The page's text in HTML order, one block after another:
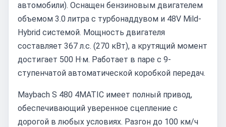
автомобили). Оснащен бензиновым двигателем
объемом 3.0 литра с турбонаддувом и 48V Mild-
Hybrid системой. Мощность двигателя
составляет 367 л.с. (270 кВт), а крутящий момент
достигает 500 Н·м. Работает в паре с 9-
ступенчатой автоматической коробкой передач.
Maybach S 480 4MATIC имеет полный привод,
обеспечивающий уверенное сцепление с
дорогой в любых условиях. Разгон до 100 км/ч